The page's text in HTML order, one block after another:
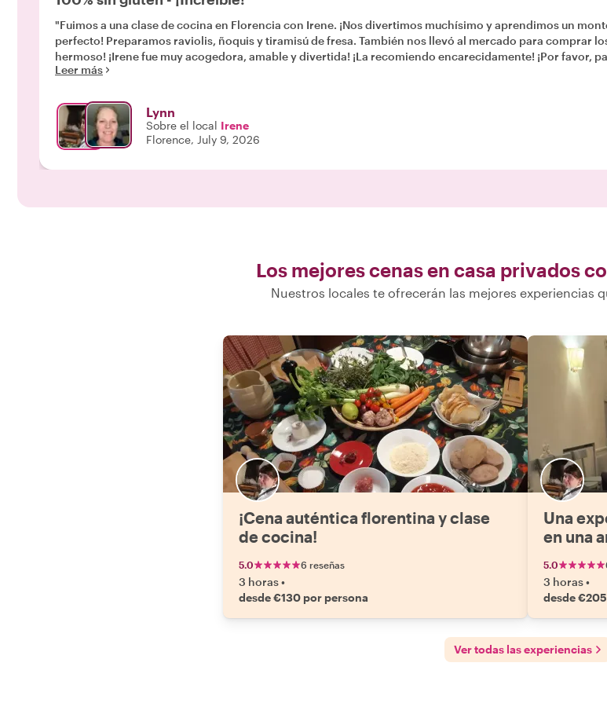
"Fuimos a una clase de cocina en Florencia con Irene. ¡Nos divertimos muchísimo y aprendimos un
perfecto! Preparamos raviolis, ñoquis y tiramisú de fresa. También nos llevó al mercado para comprar
hermoso! ¡Irene fue muy acogedora, amable y divertida! ¡La recomiendo encarecidamente! ¡Por favor,
Leer más
Lynn
Sobre el local Irene
Florence, July 9, 2026
Los mejores cenas en casa privados
Nuestros locales te ofrecerán las mejores experiencias
¡Cena auténtica florentina y clase
de cocina!
5.0 6 reseñas
3 horas•
desde €130 por persona
Una
en una
5.0
3 horas•
desde
Ver todas las experiencias